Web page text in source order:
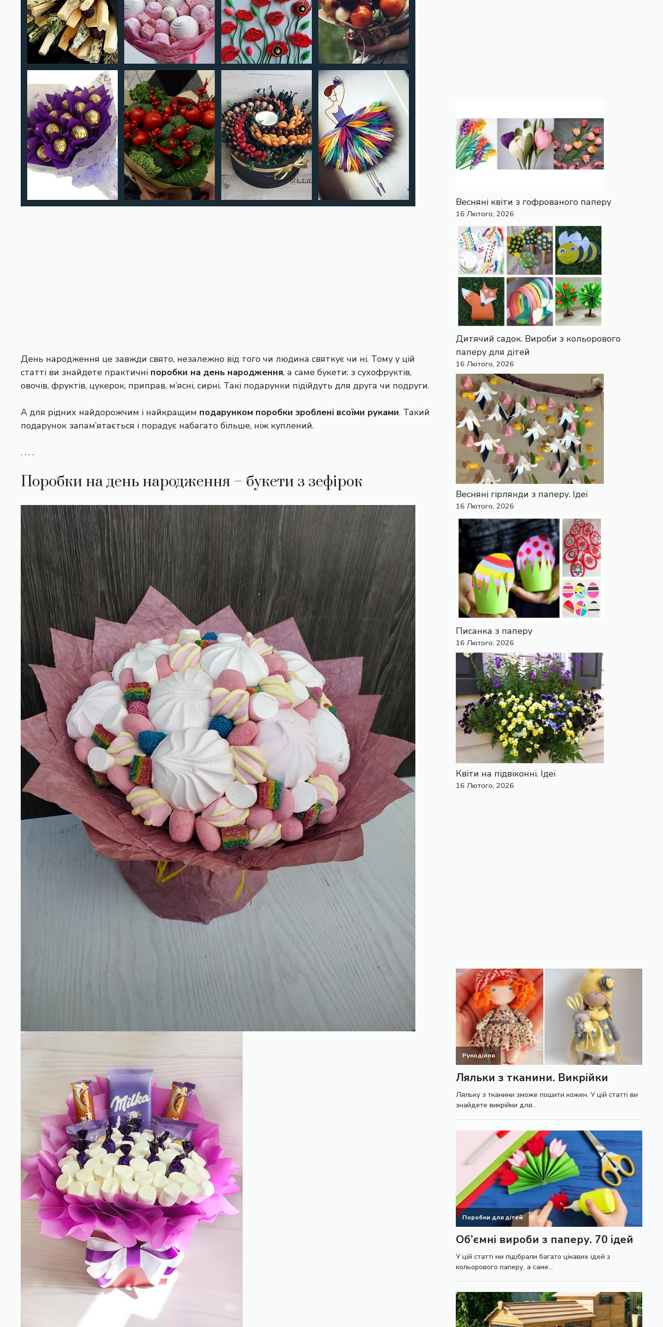
День народження це завжди свято, незалежно від того чи людина святкує чи ні. Тому у цій
статті ви знайдете практичні поробки на день народження, а саме букети: з сухофруктів,
овочів, фруктів, цукерок, приправ, м’ясні, сирні. Такі подарунки підійдуть для друга чи подруги.
А для рідних найдорожчим і найкращим подарунком поробки зроблені всоїми руками. Такий
подарунок запам’ятається і порадує набагато більше, ніж куплений.
. . . .
Поробки на день народження – букети з зефірок
Весняні квіти з гофрованого паперу
16 Лютого, 2026
Дитячий садок. Вироби з кольорового
паперу для дітей
16 Лютого, 2026
Весняні гірлянди з паперу. Ідеї
16 Лютого, 2026
Писанка з паперу
16 Лютого, 2026
Квіти на підвіконні. Ідеї
16 Лютого, 2026